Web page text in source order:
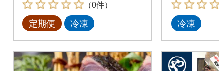
（0件）
定期便 冷凍 冷凍